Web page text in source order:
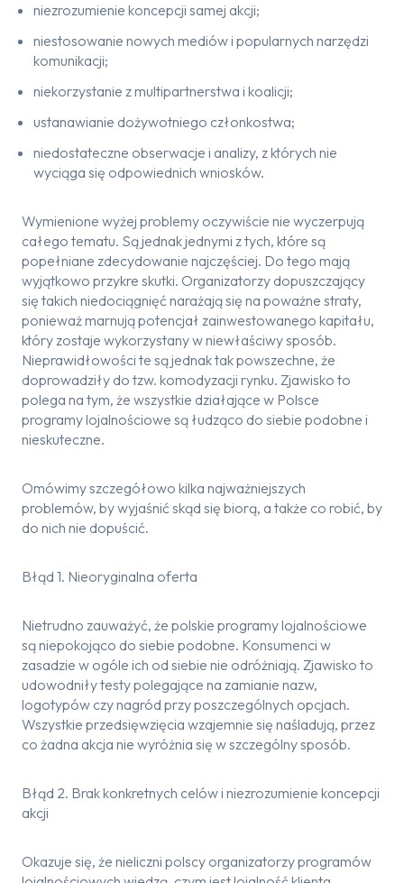
niezrozumienie koncepcji samej akcji;
niestosowanie nowych mediów i popularnych narzędzi
komunikacji;
niekorzystanie z multipartnerstwa i koalicji;
ustanawianie dożywotniego członkostwa;
niedostateczne obserwacje i analizy, z których nie
wyciąga się odpowiednich wniosków.
Wymienione wyżej problemy oczywiście nie wyczerpują
całego tematu. Są jednak jednymi z tych, które są
popełniane zdecydowanie najczęściej. Do tego mają
wyjątkowo przykre skutki. Organizatorzy dopuszczający
się takich niedociągnięć narażają się na poważne straty,
ponieważ marnują potencjał zainwestowanego kapitału,
który zostaje wykorzystany w niewłaściwy sposób.
Nieprawidłowości te są jednak tak powszechne, że
doprowadziły do tzw. komodyzacji rynku. Zjawisko to
polega na tym, że wszystkie działające w Polsce
programy lojalnościowe są łudząco do siebie podobne i
nieskuteczne.
Omówimy szczegółowo kilka najważniejszych
problemów, by wyjaśnić skąd się biorą, a także co robić, by
do nich nie dopuścić.
Błąd 1. Nieoryginalna oferta
Nietrudno zauważyć, że polskie programy lojalnościowe
są niepokojąco do siebie podobne. Konsumenci w
zasadzie w ogóle ich od siebie nie odróżniają. Zjawisko to
udowodniły testy polegające na zamianie nazw,
logotypów czy nagród przy poszczególnych opcjach.
Wszystkie przedsięwzięcia wzajemnie się naśladują, przez
co żadna akcja nie wyróżnia się w szczególny sposób.
Błąd 2. Brak konkretnych celów i niezrozumienie koncepcji
akcji
Okazuje się, że nieliczni polscy organizatorzy programów